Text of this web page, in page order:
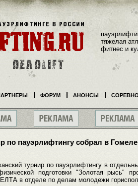
по пауэрлифтингу собрал в
турнир по пауэрлифтингу в
подготовки "Золотая рысь"
в отделе по делам молодежи
тяжелая
фитнес и
ФОРУМ АНОНСЫ